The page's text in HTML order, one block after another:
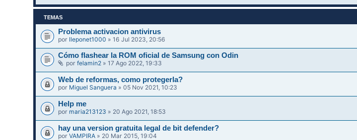
TEMAS
Problema activacion antivirus
por lleponet1000 » 16 Jul 2023, 20:56
Cómo flashear la ROM oficial de Samsung con Odin
porfelamin2 » 17 Ago 2022, 19:33
Web de reformas, como protegerla?
por Miguel Sanguera » 05 Nov 2021, 10:23
Help me
por maria213123 » 20 Ago 2021, 18:53
hay una version gratuita legal de bit defender?
porVAMPIRA » 20 Mar 2015, 19:04